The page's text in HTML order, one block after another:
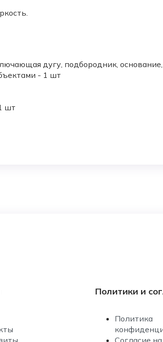
дугу, подбородник,
- 1 шт
шт
Политики и
Политика